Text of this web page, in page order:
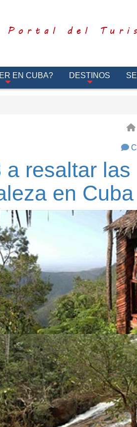
Portal del
EN CUBA? DESTINOS
a resaltar las
en Cuba